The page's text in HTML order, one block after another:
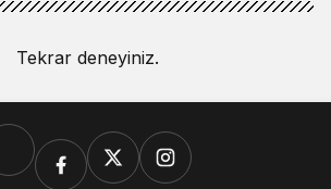
Tekrar deneyiniz.